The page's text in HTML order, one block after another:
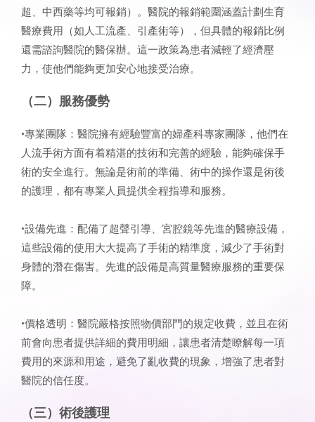
超、中西藥等均可報銷）。醫院的報銷範圍涵蓋計劃生育
醫療費用（如人工流產、引產術等），但具體的報銷比例
還需諮詢醫院的醫保辦。這一政策為患者減輕了經濟壓
力，使他們能夠更加安心地接受治療。
（二）服務優勢
•專業團隊：醫院擁有經驗豐富的婦產科專家團隊，他們在
人流手術方面有着精湛的技術和完善的經驗，能夠確保手
術的安全進行。無論是術前的準備、術中的操作還是術後
的護理，都有專業人員提供全程指導和服務。
•設備先進：配備了超聲引導、宮腔鏡等先進的醫療設備，
這些設備的使用大大提高了手術的精準度，減少了手術對
身體的潛在傷害。先進的設備是高質量醫療服務的重要保
障。
•價格透明：醫院嚴格按照物價部門的規定收費，並且在術
前會向患者提供詳細的費用明細，讓患者清楚瞭解每一項
費用的來源和用途，避免了亂收費的現象，增強了患者對
醫院的信任度。
（三）術後護理